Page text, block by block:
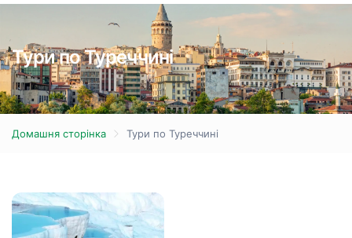
Тури по Туреччині
Домашня сторінка Тури по Туреччині